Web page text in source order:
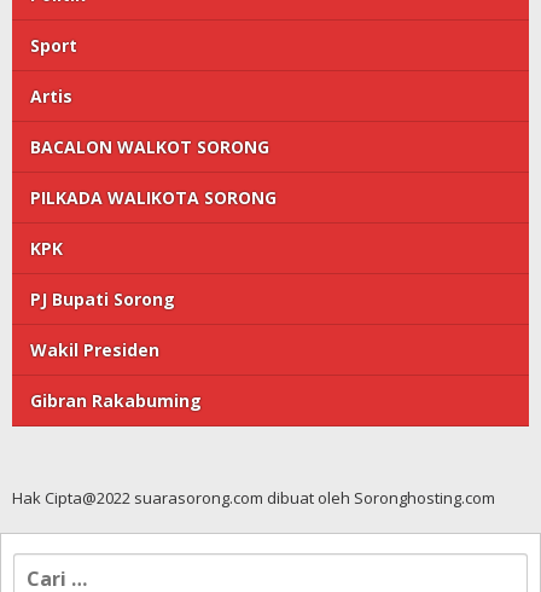
Sport
Artis
BACALON WALKOT SORONG
PILKADA WALIKOTA SORONG
KPK
PJ Bupati Sorong
Wakil Presiden
Gibran Rakabuming
Hak Cipta@2022 suarasorong.com dibuat oleh Soronghosting.com
Cari